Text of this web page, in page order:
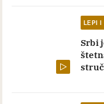
LEPI I
Srbi